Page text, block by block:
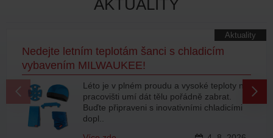
AKTUALITY
Slavíme 30 let | sleva 30 % – 5. AKCE!
Akce
Vážení zákazníci, dnes pro vás odkrýváme
v pořadí už pátou akční nabídku! Do
aktuálního výběru jsme zařadili další
produkty z na..
Více zde